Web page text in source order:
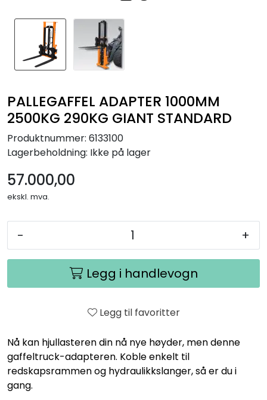
PALLEGAFFEL ADAPTER 1000MM
2500KG 290KG GIANT STANDARD
Produktnummer: 6133100
Lagerbeholdning: Ikke på lager
57.000,00
ekskl. mva.
- +
Legg i handlevogn
Legg til favoritter
Nå kan hjullasteren din nå nye høyder, men denne
gaffeltruck-adapteren. Koble enkelt til
redskapsrammen og hydraulikkslanger, så er du i
gang.